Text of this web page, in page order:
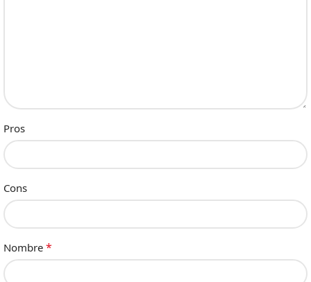
Pros
Cons
Nombre *